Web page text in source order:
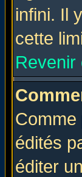
infini. Il
cette
Revenir
édités
éditer